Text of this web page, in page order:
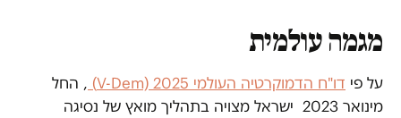
מגמה עולמית
על פי דו"ח הדמוקרטיה העולמי V-Dem) 2025)
, החל
מינואר 2023 ישראל מצויה בתהליך מואץ של נסיגה